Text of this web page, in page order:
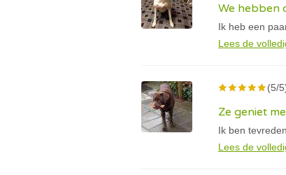
We hebben
Ik heb een
Lees de
(5/
Ze geniet
Ik ben
Lees de